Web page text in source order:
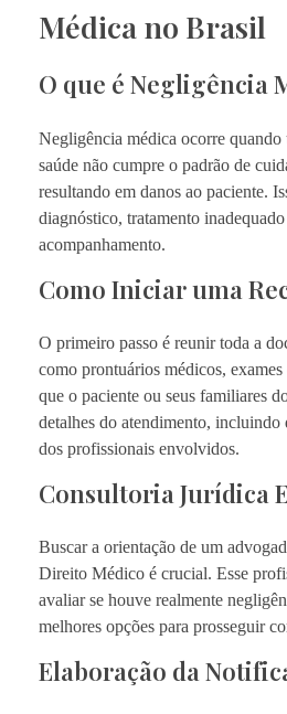
Médica no Brasil
O que é Negligência
Negligência médica ocorre
saúde não cumpre o padrão de
resultando em danos ao paciente.
diagnóstico, tratamento
acompanhamento.
Como Iniciar uma
O primeiro passo é reunir toda a
como prontuários médicos,
que o paciente ou seus familiares
detalhes do atendimento, incluindo
dos profissionais envolvidos.
Consultoria Jurídica
Buscar a orientação de um
Direito Médico é crucial. Esse
avaliar se houve realmente
melhores opções para prosseguir
Elaboração da